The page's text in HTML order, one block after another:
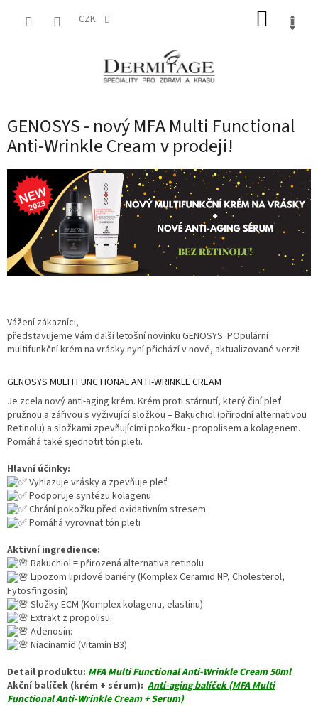
CZK
GENOSYS - nový MFA Multi Functional
Anti-Wrinkle Cream v prodeji!
Vážení zákazníci,
představujeme Vám další letošní novinku GENOSYS. POpulární
multifunkční krém na vrásky nyní přichází v nové, aktualizované verzi!
GENOSYS MULTI FUNCTIONAL ANTI-WRINKLE CREAM
Je zcela nový anti-aging krém. Krém proti stárnutí, který činí pleť
pružnou a zářivou s vyživující složkou – Bakuchiol (přírodní alternativou
Retinolu) a složkami zpevňujícími pokožku - propolisem a kolagenem.
Pomáhá také sjednotit tón pleti.
Hlavní účinky:
Vyhlazuje vrásky a zpevňuje pleť
Podporuje syntézu kolagenu
Chrání pokožku před oxidativním stresem
Pomáhá vyrovnat tón pleti
Aktivní ingredience:
Bakuchiol = přirozená alternativa retinolu
Lipozom lipidové bariéry (Komplex Ceramid NP, Cholesterol,
Fytosfingosin)
Složky ECM (Komplex kolagenu, elastinu)
Extrakt z propolisu:
Adenosin:
Niacinamid (Vitamin B3)
Detail produktu: MFA Multi Functional Anti-Wrinkle Cream 50ml
Akční balíček (krém + sérum): Anti-aging balíček (MFA Multi
Functional Anti-Wrinkle Cream + Serum)